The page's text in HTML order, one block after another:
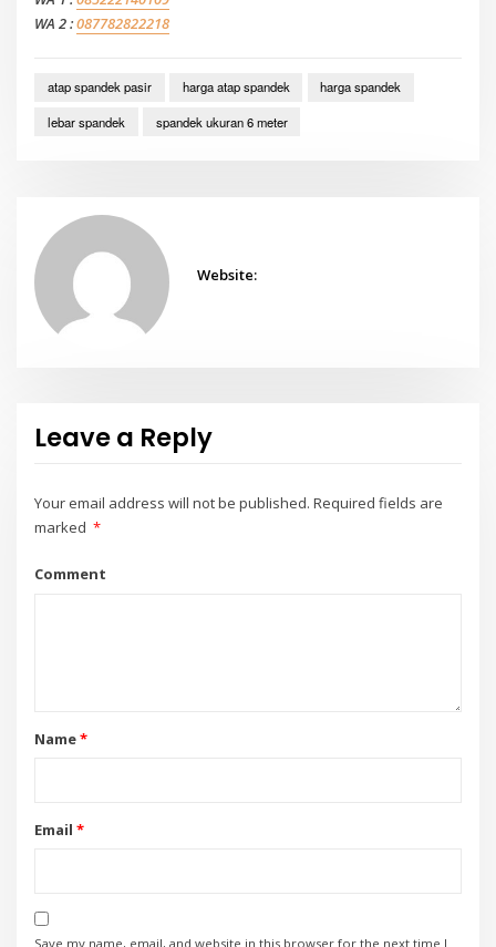
WA 2 :087782822218
atap spandek pasir harga atap spandek
harga spandek
lebar spandek
spandek ukuran 6 meter
Website:
Leave a Reply
Your email address will not be published. Required fields are
marked *
Comment
Name*
Email *
Save my name, email, and website in this browser for the next time I